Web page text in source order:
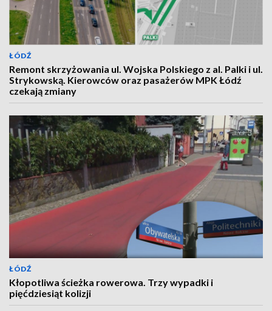
ŁÓDŹ
Remont skrzyżowania ul. Wojska Polskiego z al. Palki i ul.
Strykowską. Kierowców oraz pasażerów MPK Łódź
czekają zmiany
ŁÓDŹ
Kłopotliwa ścieżka rowerowa. Trzy wypadki i
pięćdziesiąt kolizji